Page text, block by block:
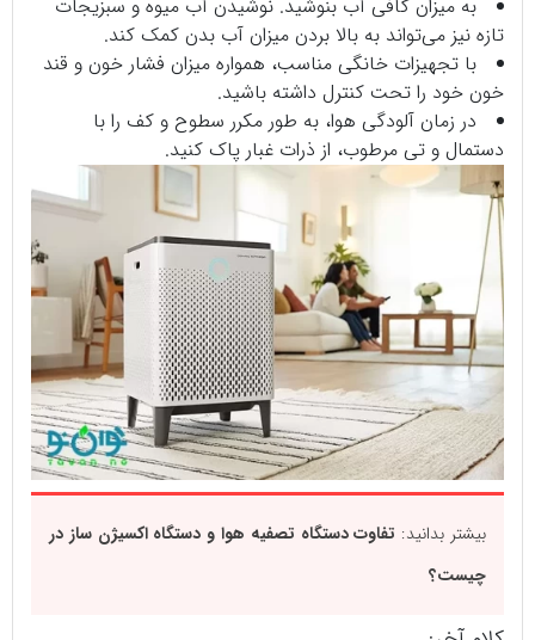
به میزان کافی آب بنوشید. نوشیدن آب میوه و سبزیجات
تازه نیز می‌تواند به بالا بردن میزان آب بدن کمک کند.
با تجهیزات خانگی مناسب، همواره میزان فشار خون و قند
خون خود را تحت کنترل داشته باشید.
در زمان آلودگی هوا، به طور مکرر سطوح و کف را با
دستمال و تی مرطوب، از ذرات غبار پاک کنید.
بیشتر بدانید: تفاوت دستگاه تصفیه هوا و دستگاه اکسیژن ساز در
چیست؟